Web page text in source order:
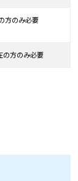
方のみ必要
の方のみ必要